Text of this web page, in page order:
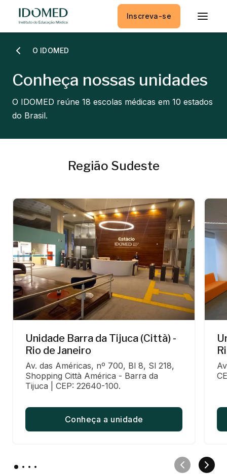
Inscreva-se
O IDOMED
Conheça nossas unidades
O IDOMED reúne 18 escolas médicas em 10 estados
do Brasil.
Região Sudeste
Unidade Barra da Tijuca (Città) -
Rio de Janeiro
Av. das Américas, nº 700, Bl 8, Sl 218,
Shopping Città América - Barra da
Tijuca | CEP: 22640-100.
Conheça a unidade